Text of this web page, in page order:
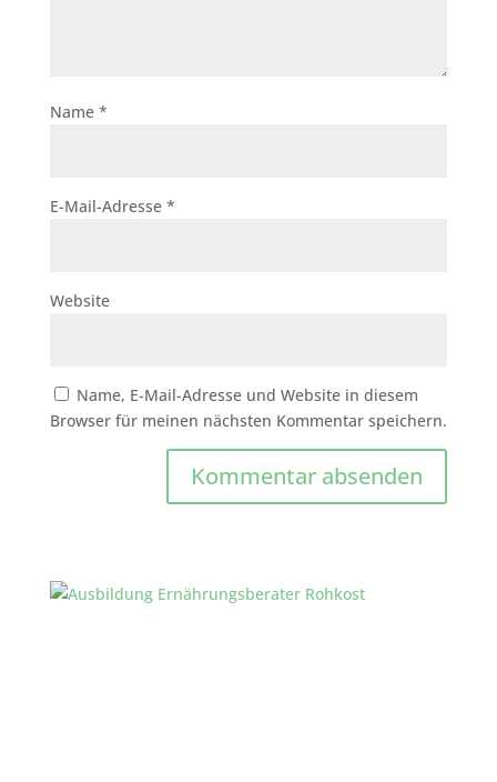
Name *
E-Mail-Adresse *
Website
Name, E-Mail-Adresse und Website in diesem
Browser für meinen nächsten Kommentar speichern.